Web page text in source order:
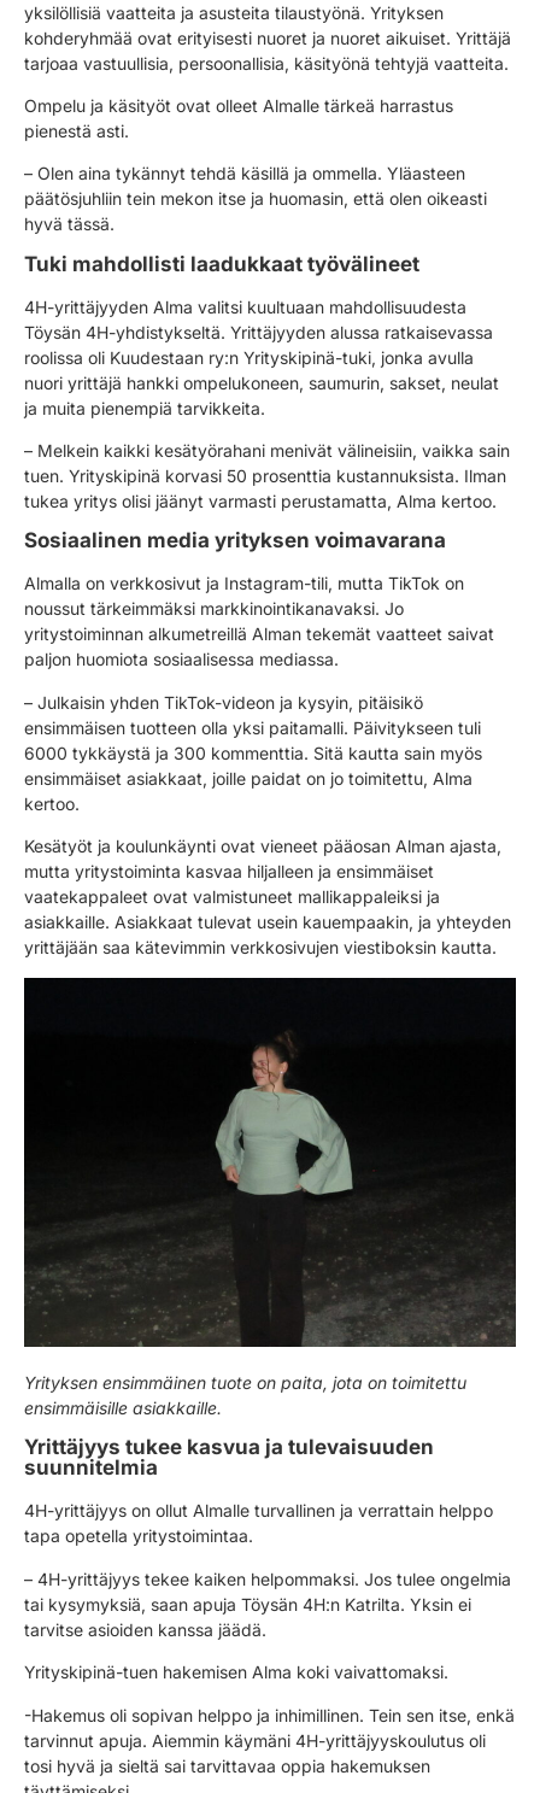
yksilöllisiä vaatteita ja asusteita tilaustyönä. Yrityksen
kohderyhmää ovat erityisesti nuoret ja nuoret aikuiset. Yrittäjä
tarjoaa vastuullisia, persoonallisia, käsityönä tehtyjä vaatteita.
Ompelu ja käsityöt ovat olleet Almalle tärkeä harrastus
pienestä asti.
– Olen aina tykännyt tehdä käsillä ja ommella. Yläasteen
päätösjuhliin tein mekon itse ja huomasin, että olen oikeasti
hyvä tässä.
Tuki mahdollisti laadukkaat työvälineet
4H-yrittäjyyden Alma valitsi kuultuaan mahdollisuudesta
Töysän 4H-yhdistykseltä. Yrittäjyyden alussa ratkaisevassa
roolissa oli Kuudestaan ry:n Yrityskipinä-tuki, jonka avulla
nuori yrittäjä hankki ompelukoneen, saumurin, sakset, neulat
ja muita pienempiä tarvikkeita.
– Melkein kaikki kesätyörahani menivät välineisiin, vaikka sain
tuen. Yrityskipinä korvasi 50 prosenttia kustannuksista. Ilman
tukea yritys olisi jäänyt varmasti perustamatta, Alma kertoo.
Sosiaalinen media yrityksen voimavarana
Almalla on verkkosivut ja Instagram-tili, mutta TikTok on
noussut tärkeimmäksi markkinointikanavaksi. Jo
yritystoiminnan alkumetreillä Alman tekemät vaatteet saivat
paljon huomiota sosiaalisessa mediassa.
– Julkaisin yhden TikTok-videon ja kysyin, pitäisikö
ensimmäisen tuotteen olla yksi paitamalli. Päivitykseen tuli
6000 tykkäystä ja 300 kommenttia. Sitä kautta sain myös
ensimmäiset asiakkaat, joille paidat on jo toimitettu, Alma
kertoo.
Kesätyöt ja koulunkäynti ovat vieneet pääosan Alman ajasta,
mutta yritystoiminta kasvaa hiljalleen ja ensimmäiset
vaatekappaleet ovat valmistuneet mallikappaleiksi ja
asiakkaille. Asiakkaat tulevat usein kauempaakin, ja yhteyden
yrittäjään saa kätevimmin verkkosivujen viestiboksin kautta.
Yrityksen ensimmäinen tuote on paita, jota on toimitettu
ensimmäisille asiakkaille.
Yrittäjyys tukee kasvua ja tulevaisuuden
suunnitelmia
4H-yrittäjyys on ollut Almalle turvallinen ja verrattain helppo
tapa opetella yritystoimintaa.
– 4H-yrittäjyys tekee kaiken helpommaksi. Jos tulee ongelmia
tai kysymyksiä, saan apuja Töysän 4H:n Katrilta. Yksin ei
tarvitse asioiden kanssa jäädä.
Yrityskipinä-tuen hakemisen Alma koki vaivattomaksi.
-Hakemus oli sopivan helppo ja inhimillinen. Tein sen itse, enkä
tarvinnut apuja. Aiemmin käymäni 4H-yrittäjyyskoulutus oli
tosi hyvä ja sieltä sai tarvittavaa oppia hakemuksen